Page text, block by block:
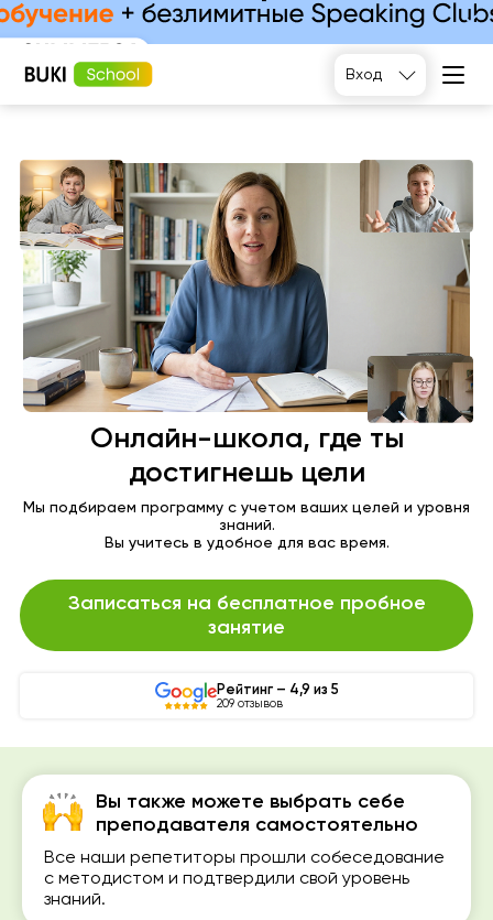
Вход
Вы также можете выбрать себе
преподавателя самостоятельно
Все наши репетиторы прошли собеседование
с методистом и подтвердили свой уровень
знаний.
Онлайн-школа, где ты
достигнешь цели
Мы подбираем программу с учетом ваших целей и уровня
знаний.
Вы учитесь в удобное для вас время.
Записаться на бесплатное пробное
занятие
Рейтинг – 4,9 из 5
209 отзывов